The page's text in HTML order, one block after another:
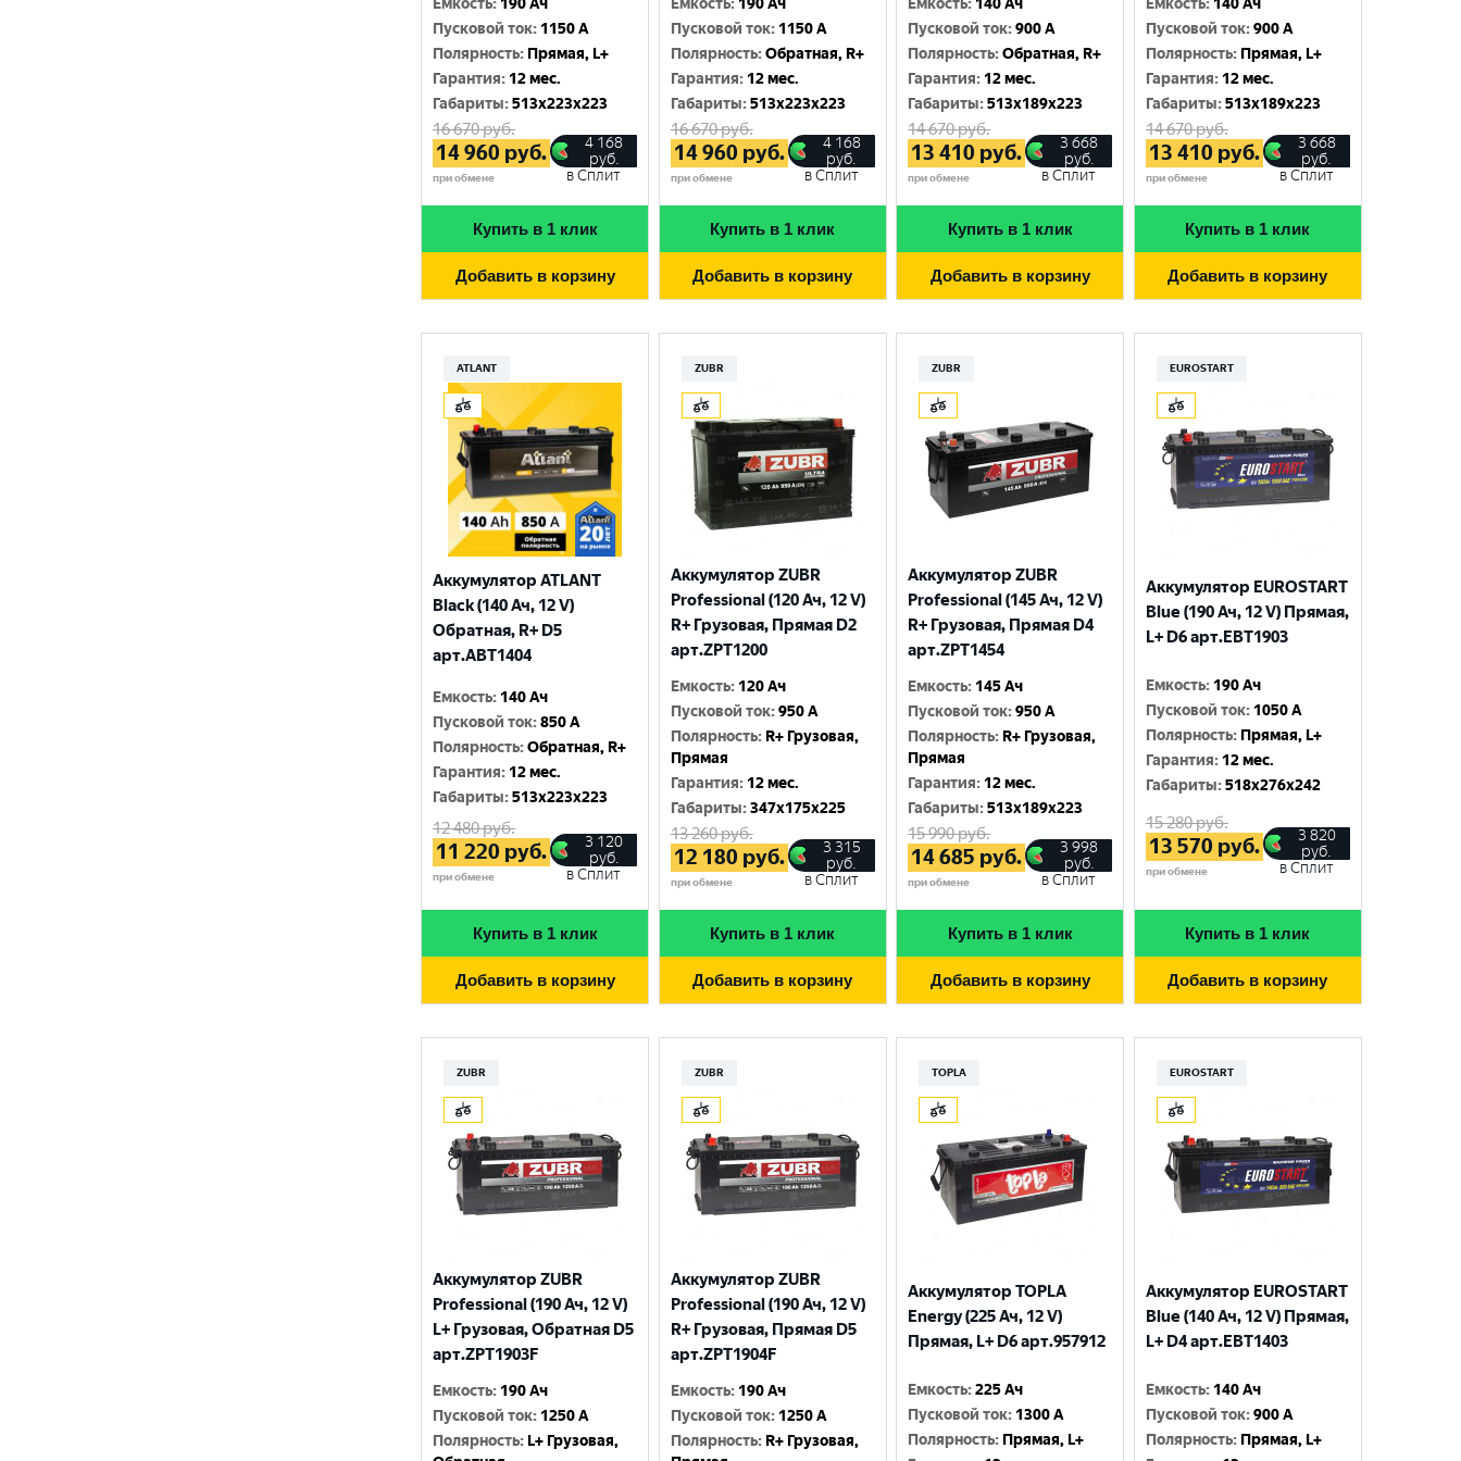
Емкость: 190 Ач
Пусковой ток: 1150 A
Полярность: Прямая, L+
Гарантия: 12 мес.
Габариты:513x223x223
16 670руб.
14 960 руб.
при обмене
4 168
руб.
в Сплит
Купить в 1 клик
Добавить в корзину
Емкость: 190 Ач
Пусковой ток: 1150 A
Полярность:Обратная, R+
Гарантия: 12 мес.
Габариты:513x223x223
16 670руб.
14 960 руб.
при обмене
4 168
руб.
в Сплит
Купить в 1 клик
Добавить в корзину
Емкость: 140 Ач
Пусковой ток:900 A
Полярность:Обратная, R+
Гарантия: 12 мес.
Габариты:513x189x223
14 670руб.
13 410 руб.
при обмене
3 668
руб.
в Сплит
Купить в 1 клик
Добавить в корзину
Емкость: 140 Ач
Пусковой ток:900 A
Полярность: Прямая, L+
Гарантия: 12 мес.
Габариты:513x189x223
14 670руб.
13 410 руб.
при обмене
3 668
руб.
в Сплит
Купить в 1 клик
Добавить в корзину
ATLANT
Аккумулятор ATLANT
Black (140 Ач, 12 V)
Обратная, R+ D5
арт.ABT1404
Емкость: 140 Ач
Пусковой ток:850 A
Полярность:Обратная, R+
Гарантия: 12 мес.
Габариты:513x223x223
12 480руб.
11 220 руб.
при обмене
3 120
руб.
в Сплит
Купить в 1 клик
Добавить в корзину
ZUBR
Аккумулятор ZUBR
Professional (120 Ач, 12 V)
R+ Грузовая, Прямая D2
арт.ZPT1200
Емкость: 120 Ач
Пусковой ток:950 A
Полярность: R+ Грузовая,
Прямая
Гарантия: 12 мес.
Габариты:347x175x225
13 260руб.
12 180 руб.
при обмене
3 315
руб.
в Сплит
Купить в 1 клик
Добавить в корзину
ZUBR
Аккумулятор ZUBR
Professional (145 Ач, 12 V)
R+ Грузовая, Прямая D4
арт.ZPT1454
Емкость: 145 Ач
Пусковой ток:950 A
Полярность: R+ Грузовая,
Прямая
Гарантия: 12 мес.
Габариты:513x189x223
15 990руб.
14 685 руб.
при обмене
3 998
руб.
в Сплит
Купить в 1 клик
Добавить в корзину
EUROSTART
Аккумулятор EUROSTART
Blue (190 Ач, 12 V) Прямая,
L+ D6 арт.EBT1903
Емкость: 190 Ач
Пусковой ток: 1050 A
Полярность: Прямая, L+
Гарантия: 12 мес.
Габариты:518x276x242
15 280руб.
13 570 руб.
при обмене
3 820
руб.
в Сплит
Купить в 1 клик
Добавить в корзину
ZUBR
Аккумулятор ZUBR
Professional (190 Ач, 12 V)
L+ Грузовая, Обратная D5
арт.ZPT1903F
Емкость: 190 Ач
Пусковой ток: 1250 A
Полярность: L+ Грузовая,
ZUBR
Аккумулятор ZUBR
Professional (190 Ач, 12 V)
R+ Грузовая, Прямая D5
арт.ZPT1904F
Емкость: 190 Ач
Пусковой ток: 1250 A
Полярность: R+ Грузовая,
TOPLA
Аккумулятор TOPLA
Energy (225 Ач, 12 V)
Прямая, L+ D6 арт.957912
Емкость:225 Ач
Пусковой ток: 1300 A
Полярность: Прямая, L+
EUROSTART
Аккумулятор EUROSTART
Blue (140 Ач, 12 V) Прямая,
L+ D4 арт.EBT1403
Емкость: 140 Ач
Пусковой ток:900 A
Полярность: Прямая, L+